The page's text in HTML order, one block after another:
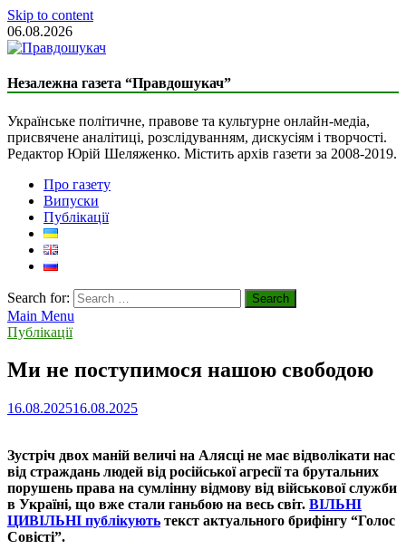
Skip to content
06.08.2026
The Truth Seeker
Liberal Newspaper
Незалежна газета “Правдошукач”
Українське політичне, правове та культурне онлайн-медіа,
присвячене аналітиці, розслідуванням, дискусіям і творчості.
Редактор Юрій Шеляженко. Містить архів газети за 2008-2019.
Про газету
Випуски
Публікації
Search for:
Main Menu
Публікації
Ми не поступимося нашою свободою
16.08.202516.08.2025
Зустріч двох маній величі на Алясці не має відволікати нас
від страждань людей від російської агресії та брутальних
порушень права на сумлінну відмову від військової служби
в Україні, що вже стали ганьбою на весь світ. ВІЛЬНІ
ЦИВІЛЬНІ публікують текст актуального брифінгу “Голос
Совісті”.